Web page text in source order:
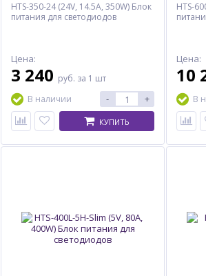
HTS-350-24 (24V, 14.5A, 350W) Блок
питания для светодиодов
Цена:
3 240 руб. за 1 шт
В наличии
- +
КУПИТЬ
HTS-
Цена:
10
В